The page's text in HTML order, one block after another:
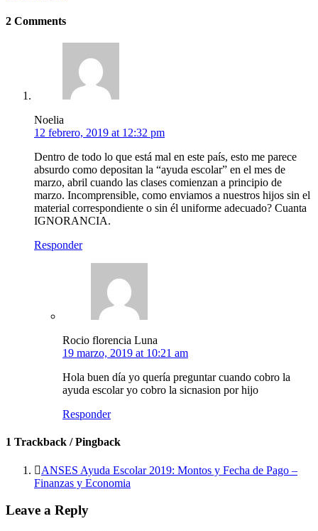
2 Comments
Noelia
12 febrero, 2019 at 12:32 pm
Dentro de todo lo que está mal en este país, esto me parece
absurdo como depositan la “ayuda escolar” en el mes de
marzo, abril cuando las clases comienzan a principio de
marzo. Incomprensible, como enviamos a nuestros hijos sin el
material correspondiente o sin él uniforme adecuado? Cuanta
IGNORANCIA.
Responder
Rocio florencia Luna
19 marzo, 2019 at 10:21 am
Hola buen día yo quería preguntar cuando cobro la
ayuda escolar yo cobro la sicnasion por hijo
Responder
1 Trackback / Pingback
ANSES Ayuda Escolar 2019: Montos y Fecha de Pago –
Finanzas y Economia
Leave a Reply